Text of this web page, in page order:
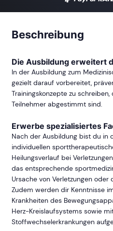
Beschreibung
Die Ausbildung erweitert
In der Ausbildung zum
gezielt darauf vorbereitet,
Trainingskonzepte zu
Teilnehmer abgestimmt sind.
Erwerbe spezialisiertes
Nach der Ausbildung bist du in
individuellen
Heilungsverlauf bei
das entsprechende
Ursache von Verletzungen oder
Zudem werden dir Kenntnisse
Krankheiten des
Herz-Kreislaufsystems sowie
Stoffwechselerkrankungen